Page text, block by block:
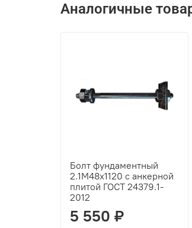
Аналогичные
Болт фундаментный
2.1М48х1120 с анкерной
плитой ГОСТ 24379.1-
2012
5 550 ₽